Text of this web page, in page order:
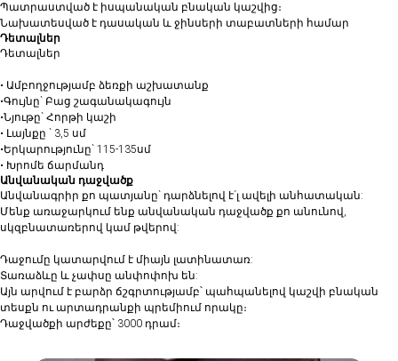
Պատրաստված է իսպանական բնական կաշվից։
Նախատեսված է դասական և ջինսերի տաբատների համար
Դետալներ
Դետալներ
• Ամբողջությամբ ձեռքի աշխատանք
•Գույնը` Բաց շագանակագույն
•Նյութը` Հորթի կաշի
• Լայնքը ` 3,5 սմ
•Երկարությունը` 115-135սմ
• ⁠Խրոմե ճարմանդ
Անվանական դաջվածք
Անվանագրիր քո պատյանը` դարձնելով է´լ ավելի անհատական:
Մենք առաջարկում ենք անվանական դաջվածք քո անունով,
սկզբնատառերով կամ թվերով:
Դաջումը կատարվում է միայն լատինատառ:
Տառաձևը և չափսը անփոփոխ են:
Այն արվում է բարձր ճշգրտությամբ՝ պահպանելով կաշվի բնական
տեսքն ու արտադրանքի պրեմիում որակը։
Դաջվածքի արժեքը՝ 3000 դրամ։